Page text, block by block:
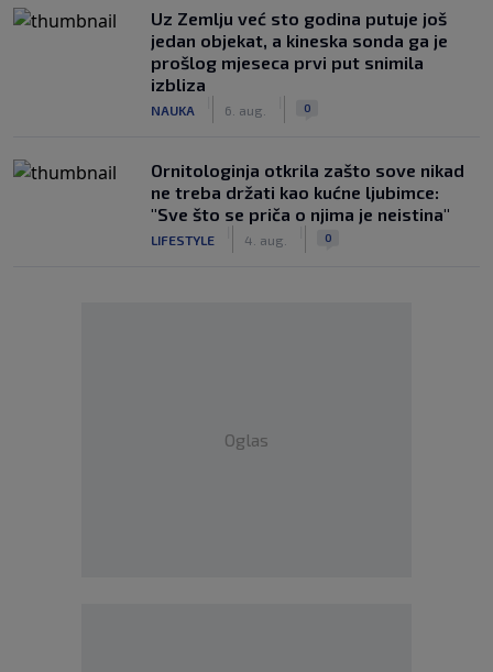
Uz Zemlju već sto godina putuje još
jedan objekat, a kineska sonda ga je
prošlog mjeseca prvi put snimila
izbliza
NAUKA 6. aug. 0
Ornitologinja otkrila zašto sove nikad
ne treba držati kao kućne ljubimce:
"Sve što se priča o njima je neistina"
LIFESTYLE 4. aug. 0
Oglas